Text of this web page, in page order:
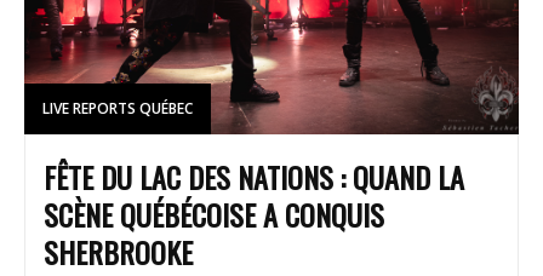
LIVE REPORTS QUÉBEC
FÊTE DU LAC DES NATIONS : QUAND LA
SCÈNE QUÉBÉCOISE A CONQUIS
SHERBROOKE